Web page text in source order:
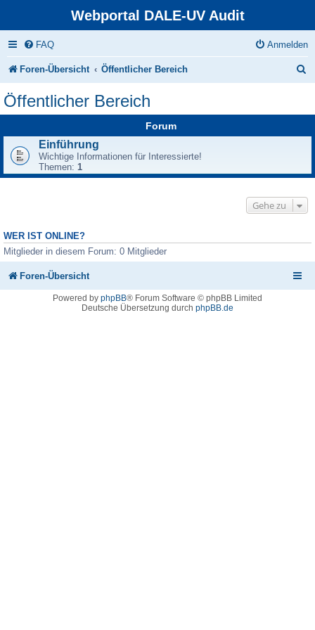
Webportal DALE-UV Audit
FAQ Anmelden
Foren-Übersicht Öffentlicher Bereich
Öffentlicher Bereich
Forum
Einführung
Wichtige Informationen für Interessierte!
Themen: 1
Gehe zu
WER IST ONLINE?
Mitglieder in diesem Forum: 0 Mitglieder
Foren-Übersicht
Powered by phpBB® Forum Software © phpBB Limited
Deutsche Übersetzung durch phpBB.de